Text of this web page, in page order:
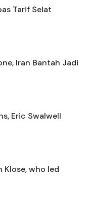
Tarif Selat
Iran Bantah Jadi
Eric Swalwell
Klose, who led